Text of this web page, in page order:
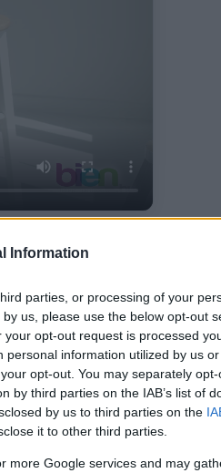
Information
parties, or processing of your
us, please use the below opt-out
opt-out request is processed
information utilized by us
opt-out. You may separately
by third parties on the IAB’s list of
by us to third parties on the
it to other third parties.
more Google services and may
és a
járművek esetében elég
amik közel
alkalmával derül
történik már az elején,